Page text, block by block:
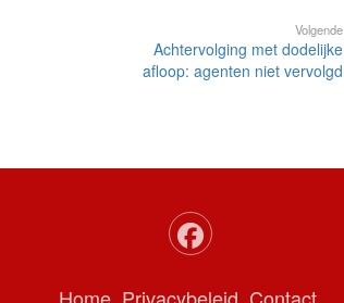
Volgende
Achtervolging met dodelijke
afloop: agenten niet vervolgd
Home Privacybeleid Contact